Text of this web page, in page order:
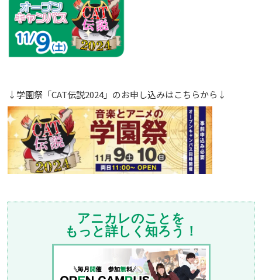
↓学園祭「CAT伝説2024」のお申し込みはこちらから↓
アニカレのことを
もっと詳しく知ろう！